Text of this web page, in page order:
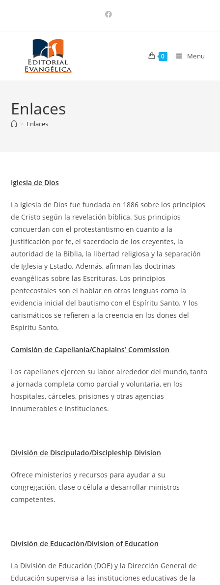
0 Menu
Enlaces
> Enlaces
Iglesia de Dios
La Iglesia de Dios fue fundada en 1886 sobre los principios
de Cristo según la revelación bíblica. Sus principios
concuerdan con el protestantismo en cuanto a la
justificación por fe, el sacerdocio de los creyentes, la
autoridad de la Biblia, la libertad religiosa y la separación
de Iglesia y Estado. Además, afirman las doctrinas
evangélicas sobre las Escrituras. Los principios
pentecostales son el hablar en otras lenguas como la
evidencia inicial del bautismo con el Espíritu Santo. Y los
carismáticos se refieren a la creencia en los dones del
Espíritu Santo.
Comisión de Capellanía/Chaplains’ Commission
Los capellanes ejercen su labor alrededor del mundo, tanto
a jornada completa como parcial y voluntaria, en los
hospitales, cárceles, prisiones y otras agencias
innumerables e instituciones.
División de Discipulado/Discipleship Division
Ofrece ministerios y recursos para ayudar a su
congregación, clase o célula a desarrollar ministros
competentes.
División de Educación/Division of Education
La División de Educación (DOE) y la Dirección General de
Educación supervisa a las instituciones educativas de la